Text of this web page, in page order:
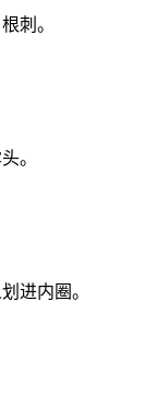
刺。
。
进内圈。